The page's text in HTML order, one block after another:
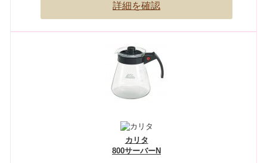
詳細を確認
カリタ
800サーバーN